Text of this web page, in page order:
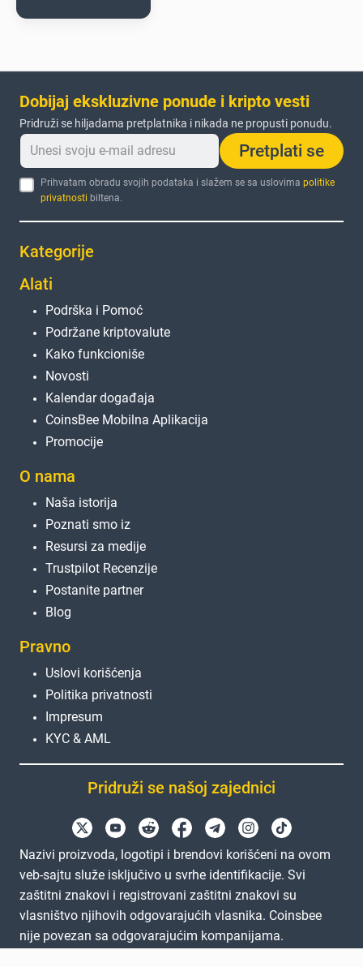
Dobijaj ekskluzivne ponude i kripto vesti
Pridruži se hiljadama pretplatnika i nikada ne propusti ponudu.
Pretplati se
Prihvatam obradu svojih podataka i slažem se sa uslovimapolitike
privatnosti biltena.
Kategorije
Alati
Podrška i Pomoć
Podržane kriptovalute
Kako funkcioniše
Novosti
Kalendar događaja
CoinsBee Mobilna Aplikacija
Promocije
O nama
Naša istorija
Poznati smo iz
Resursi za medije
Trustpilot Recenzije
Postanite partner
Blog
Pravno
Uslovi korišćenja
Politika privatnosti
Impresum
KYC & AML
Pridruži se našoj zajednici
Nazivi proizvoda, logotipi i brendovi korišćeni na ovom
veb-sajtu služe isključivo u svrhe identifikacije. Svi
zaštitni znakovi i registrovani zaštitni znakovi su
vlasništvo njihovih odgovarajućih vlasnika. Coinsbee
nije povezan sa odgovarajućim kompanijama.